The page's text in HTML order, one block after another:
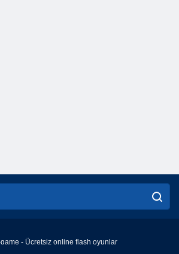
- Ücretsiz online flash oyunlar